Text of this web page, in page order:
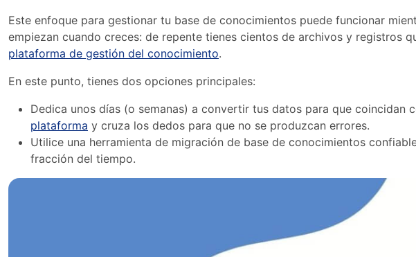
Este enfoque para gestionar tu base de conocimientos puede funcionar
empiezan cuando creces: de repente tienes cientos de archivos y registros
plataforma de gestión del conocimiento.
En este punto, tienes dos opciones principales:
Dedica unos días (o semanas) a convertir tus datos para que coincidan
plataforma y cruza los dedos para que no se produzcan errores.
Utilice una herramienta de migración de base de conocimientos
fracción del tiempo.